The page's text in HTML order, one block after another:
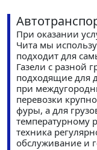
При оказании
Чита мы
подходит для
Газели с разной
подходящие для
при
перевозки
фуры, а для
температурному
техника
обслуживание и